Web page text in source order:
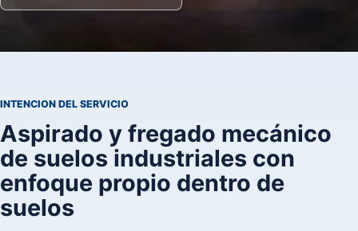
INTENCION DEL SERVICIO
Aspirado y fregado mecánico
de suelos industriales con
enfoque propio dentro de
suelos